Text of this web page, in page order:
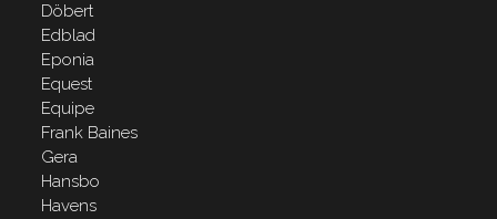
Döbert
Edblad
Eponia
Equest
Equipe
Frank Baines
Gera
Hansbo
Havens